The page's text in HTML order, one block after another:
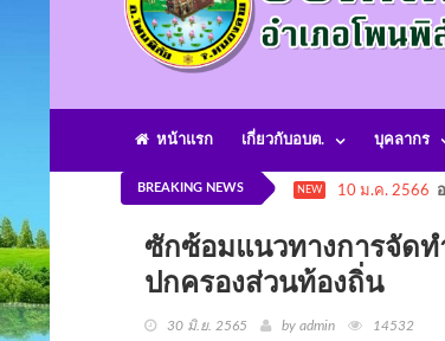
หน้าแรก เกี่ยวกับอบต. บุคลากร
BREAKING NEWS NEW 10 ม.ค. 2566
ซักซ้อมแนวทางการจัดท
ปกครองส่วนท้องถิ่น
30 มิ.ย. 2565 by admin 14532